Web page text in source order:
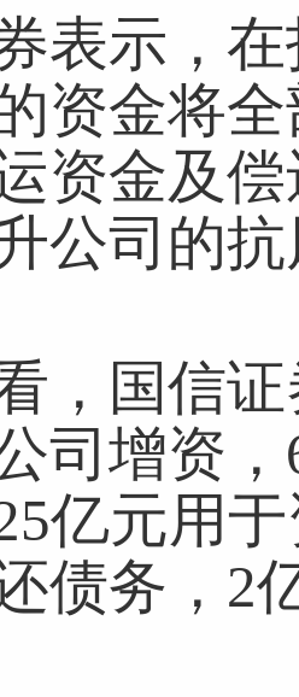
表示，
资金将
资金及
公司的
，国信
司增资
亿元用
债务，2
密码： 匿名发布
看法，并不表明本网同意其观点或证实其描